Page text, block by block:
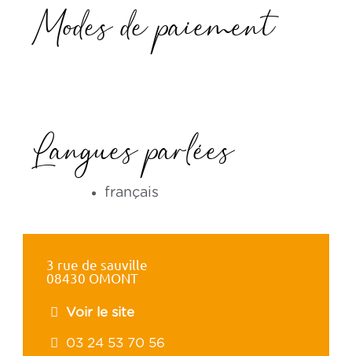
Modes de paiement
Langues parlées
français
3 rue de sauville
08430 OMONT
Voir le site
03 24 53 70 56